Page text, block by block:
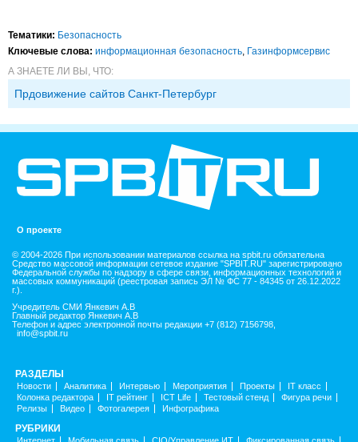
Тематики: Безопасность
Ключевые слова: информационная безопасность, Газинформсервис
А ЗНАЕТЕ ЛИ ВЫ, ЧТО:
Прдовижение сайтов Санкт-Петербург
О проекте
© 2004-2026 При использовании материалов ссылка на spbit.ru обязательна
Средство массовой информации сетевое издание "SPBIT.RU" зарегистрировано
Федеральной службы по надзору в сфере связи, информационных технологий и
массовых коммуникаций (реестровая запись ЭЛ № ФС 77 - 84345 от 26.12.2022
г.).
Учредитель СМИ Янкевич А.В
Главный редактор Янкевич А.В
Телефон и адрес электронной почты редакции +7 (812) 7156798,
info@spbit.ru
РАЗДЕЛЫ
Новости Аналитика Интервью Мероприятия Проекты
IT класс
Колонка редактора
IT рейтинг ICT Life Тестовый стенд
Фигура речи
Релизы
Видео Фотогалерея Инфографика
РУБРИКИ